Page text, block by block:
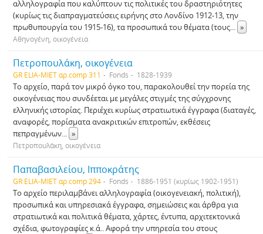
αλληλογραφία που καλύπτουν τις πολιτικές του δραστηριότητες
(κυρίως τις διαπραγματεύσεις ειρήνης στο Λονδίνο 1912-13, την
πρωθυπουργία του 1915-16), τα προσωπικά του θέματα (τους... »
Αθηνογένη, οικογένεια
Πετροπουλάκη, οικογένεια
GR ELIA-MIET αρ.comp 311 Fonds 1828-1939
Το αρχείο, παρά τον μικρό όγκο του, παρακολουθεί την πορεία της
οικογένειας που συνδέεται με μεγάλες στιγμές της σύγχρονης
ελληνικής ιστορίας. Περιέχει κυρίως στρατιωτικά έγγραφα (διαταγές,
αναφορές, πορίσματα ανακριτικών επιτροπών, εκθέσεις
πεπραγμένων... »
Πετροπουλάκη, οικογένεια
Παπαβασιλείου, Ιπποκράτης
GR ELIA-MIET αρ.comp 294 Fonds 1886-1951 (κυρίως 1902-1951)
Το αρχείο περιλαμβάνει αλληλογραφία (οικογενειακή, πολιτική),
προσωπικά και υπηρεσιακά έγγραφα, σημειώσεις και άρθρα για
στρατιωτικά και πολιτικά θέματα, χάρτες, έντυπα, αρχιτεκτονικά
σχέδια, φωτογραφίες κ.ά.. Αφορά την υπηρεσία του στους